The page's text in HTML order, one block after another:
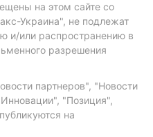
на этом сайте со
Украина", не подлежат
и/или распространению в
разрешения
партнеров", "Новости
"Позиция",
на